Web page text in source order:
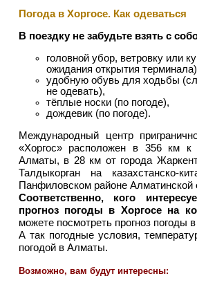
Погода в Хоргосе. Как одеваться
В поездку не забудьте взять с
головной убор, ветровку или
ожидания открытия
удобную обувь для ходьбы
не одевать),
тёплые носки (по погоде),
дождевик (по погоде).
Международный центр
«Хоргос» расположен в 356 км к
Алматы, в 28 км от города
Талдыкорган на казахстанско-
Панфиловском районе Алматинской
Соответственно, кого
прогноз погоды в Хоргосе на
можете посмотреть прогноз погоды
А так погодные условия,
погодой в Алматы.
Возможно, вам будут интересны: